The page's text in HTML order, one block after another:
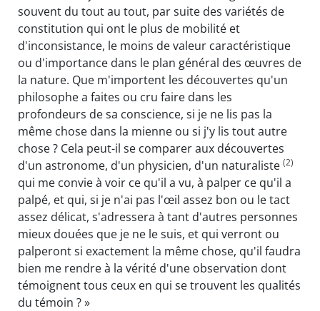
souvent du tout au tout, par suite des variétés de
constitution qui ont le plus de mobilité et
d'inconsistance, le moins de valeur caractéristique
ou d'importance dans le plan général des œuvres de
la nature. Que m'importent les découvertes qu'un
philosophe a faites ou cru faire dans les
profondeurs de sa conscience, si je ne lis pas la
même chose dans la mienne ou si j'y lis tout autre
chose ? Cela peut-il se comparer aux découvertes
d'un astronome, d'un physicien, d'un naturaliste (2)
qui me convie à voir ce qu'il a vu, à palper ce qu'il a
palpé, et qui, si je n'ai pas l'œil assez bon ou le tact
assez délicat, s'adressera à tant d'autres personnes
mieux douées que je ne le suis, et qui verront ou
palperont si exactement la même chose, qu'il faudra
bien me rendre à la vérité d'une observation dont
témoignent tous ceux en qui se trouvent les qualités
du témoin ? »